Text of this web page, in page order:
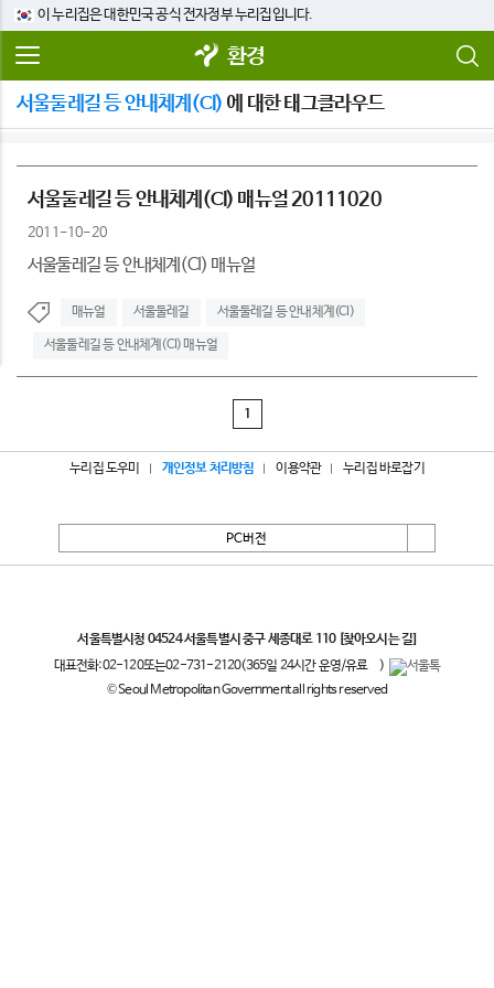
이 누리집은 대한민국 공식 전자정부 누리집입니다.
환경
서울둘레길 등 안내체계(CI) 에 대한 태그클라우드
서울둘레길 등 안내체계(CI) 매뉴얼 20111020
2011-10-20
서울둘레길 등 안내체계(CI) 매뉴얼
매뉴얼 서울둘레길 서울둘레길 등 안내체계(CI)
서울둘레길 등 안내체계(CI) 매뉴얼
1
누리집 도우미 개인정보 처리방침 이용약관 누리집 바로잡기
PC버전
서울특별시청 04524 서울특별시 중구 세종대로 110 [찾아오시는 길]
대표전화:02-120또는02-731-2120(365일 24시간 운영/유료
)
© Seoul Metropolitan Government all rights reserved